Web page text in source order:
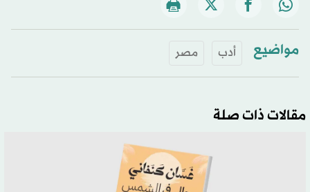
مواضيع أدب مصر
مقالات ذات صلة